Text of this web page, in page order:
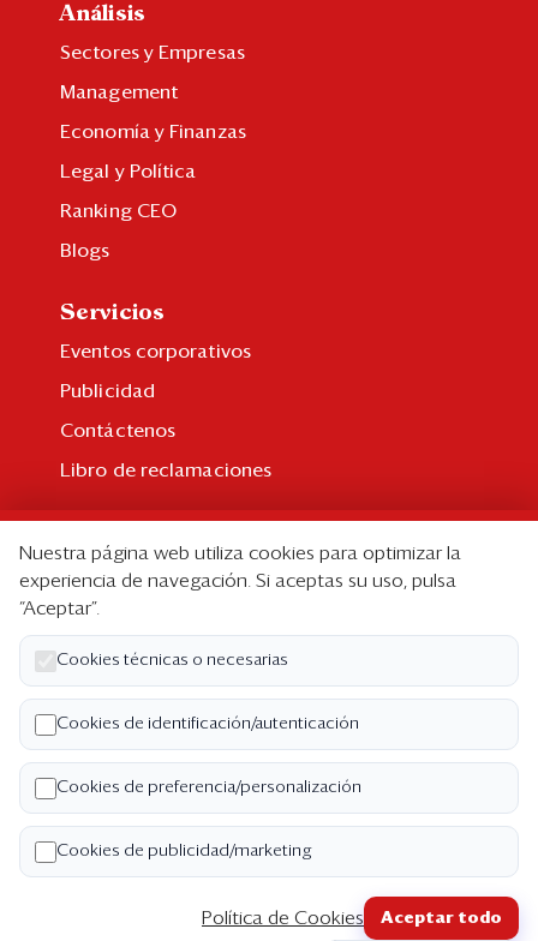
Análisis
Sectores y Empresas
Management
Economía y Finanzas
Legal y Política
Ranking CEO
Blogs
Servicios
Eventos corporativos
Publicidad
Contáctenos
Libro de reclamaciones
Suscripción individual
Paquetes corporativos
Edición Impresa
Nosotros
Quiénes somos
Código de ética
Términos y Condiciones
Nuestra página web utiliza cookies para optimizar la
experiencia de navegación. Si aceptas su uso, pulsa
“Aceptar”.
Cookies técnicas o necesarias
Cookies de identificación/autenticación
Cookies de preferencia/personalización
Cookies de publicidad/marketing
Política de Cookies Aceptar todo